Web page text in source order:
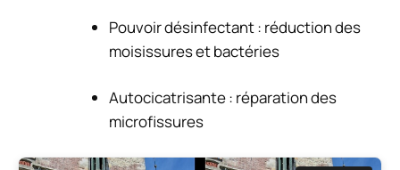
Pouvoir désinfectant : réduction des
moisissures et bactéries
Autocicatrisante : réparation des
microfissures